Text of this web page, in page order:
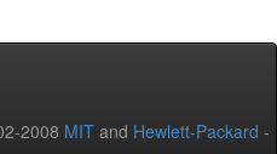
2008 MIT and Hewlett-Packard -